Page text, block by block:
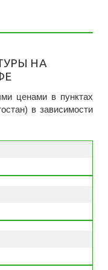
НА
ценами в пунктах
в зависимости